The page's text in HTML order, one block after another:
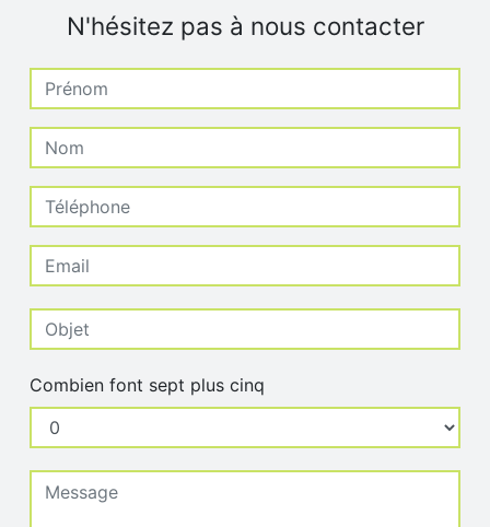
N'hésitez pas à nous contacter
Combien font sept plus cinq